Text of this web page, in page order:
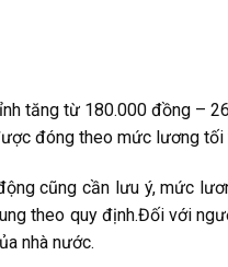
tăng từ 180.000 đồng –
đóng theo mức lương tối
cũng cần lưu ý, mức
theo quy định.Đối với
nhà nước.